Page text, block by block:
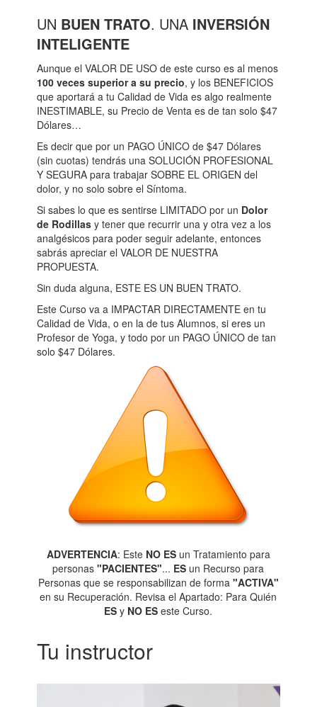
UN BUEN TRATO. UNA INVERSIÓN
INTELIGENTE
Aunque el VALOR DE USO de este curso es al menos
100 veces superior a su precio, y los BENEFICIOS
que aportará a tu Calidad de Vida es algo realmente
INESTIMABLE, su Precio de Venta es de tan solo $47
Dólares…
Es decir que por un PAGO ÚNICO de $47 Dólares
(sin cuotas) tendrás una SOLUCIÓN PROFESIONAL
Y SEGURA para trabajar SOBRE EL ORIGEN del
dolor, y no solo sobre el Síntoma.
Si sabes lo que es sentirse LIMITADO por un Dolor
de Rodillasy tener que recurrir una y otra vez a los
analgésicos para poder seguir adelante, entonces
sabrás apreciar el VALOR DE NUESTRA
PROPUESTA.
Sin duda alguna, ESTE ES UN BUEN TRATO.
Este Curso va a IMPACTAR DIRECTAMENTE en tu
Calidad de Vida, o en la de tus Alumnos, si eres un
Profesor de Yoga, y todo por un PAGO ÚNICO de tan
solo $47 Dólares.
ADVERTENCIA: Este NO ESun Tratamiento para
personas"PACIENTES"... ES un Recurso para
Personas que se responsabilizan de forma "ACTIVA"
en su Recuperación. Revisa el Apartado: Para Quién
ES y NO ES este Curso.
Tu instructor